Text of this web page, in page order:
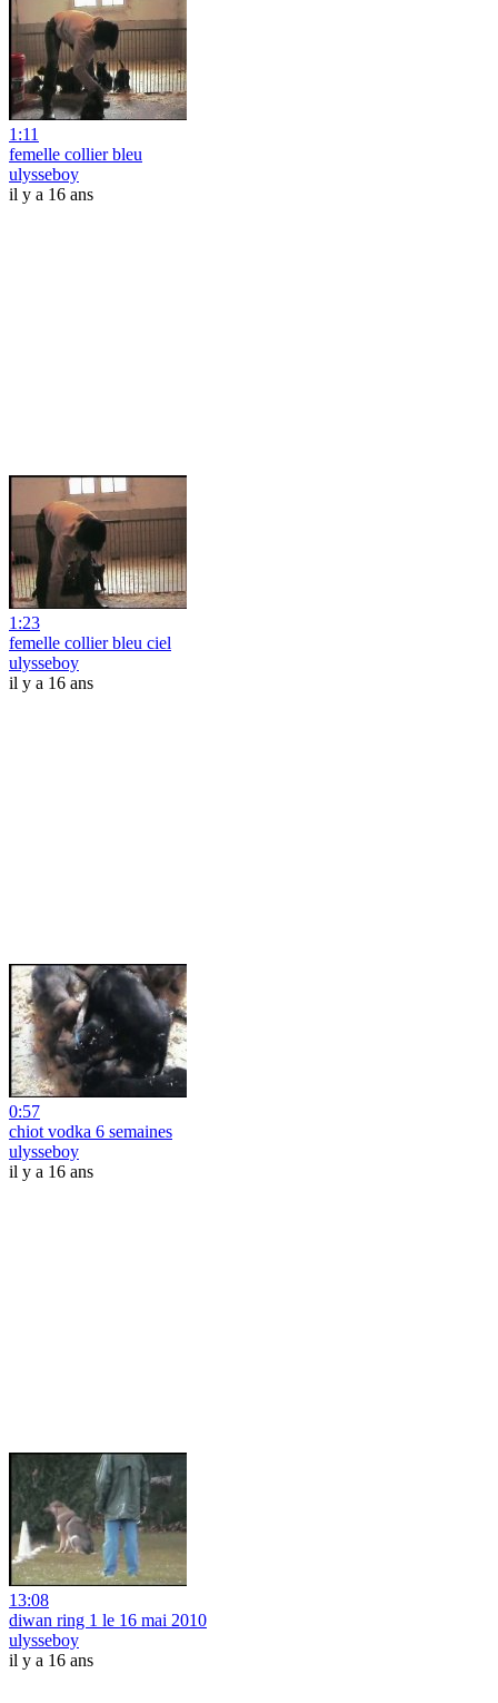
1:11
femelle collier bleu
ulysseboy
il y a 16 ans
1:23
femelle collier bleu ciel
ulysseboy
il y a 16 ans
0:57
chiot vodka 6 semaines
ulysseboy
il y a 16 ans
13:08
diwan ring 1 le 16 mai 2010
ulysseboy
il y a 16 ans